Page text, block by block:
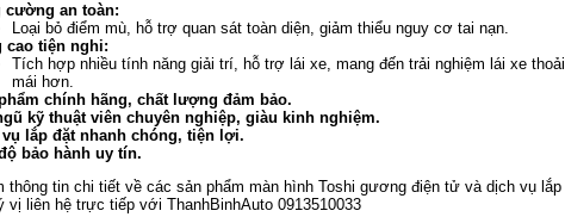
cường an toàn:
Loại bỏ điểm mù, hỗ trợ quan sát toàn diện, giảm thiểu nguy cơ tai nạn.
cao tiện nghi:
Tích hợp nhiều tính năng giải trí, hỗ trợ lái xe, mang đến trải nghiệm lái xe thoải
mái hơn.
chính hãng, chất lượng đảm bảo.
kỹ thuật viên chuyên nghiệp, giàu kinh nghiệm.
vụ lắp đặt nhanh chóng, tiện lợi.
bảo hành uy tín.
thông tin chi tiết về các sản phẩm màn hình Toshi gương điện tử và dịch vụ lắp
vị liên hệ trực tiếp với ThanhBinhAuto 0913510033